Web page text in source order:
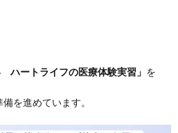
ハートライフの医療体験実習」 を
を進めています。